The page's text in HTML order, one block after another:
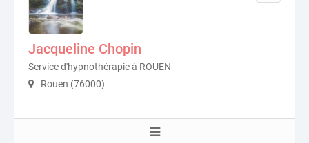
Jacqueline Chopin
Service d'hypnothérapie à ROUEN
Rouen (76000)